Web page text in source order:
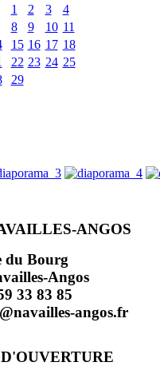
1
2 3
4
8 9 10 11
15 16 17 18
22 23 24 25
29
ANGOS
du Bourg
Angos
33 83 85
angos.fr